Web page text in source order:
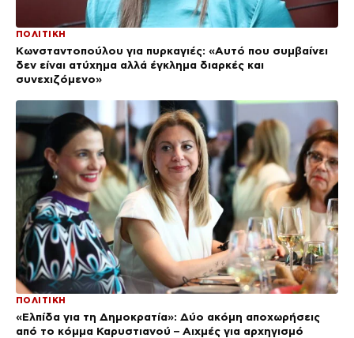
ΠΟΛΙΤΙΚΗ
Κωνσταντοπούλου για πυρκαγιές: «Αυτό που συμβαίνει
δεν είναι ατύχημα αλλά έγκλημα διαρκές και
συνεχιζόμενο»
ΠΟΛΙΤΙΚΗ
«Ελπίδα για τη Δημοκρατία»: Δύο ακόμη αποχωρήσεις
από το κόμμα Καρυστιανού – Αιχμές για αρχηγισμό